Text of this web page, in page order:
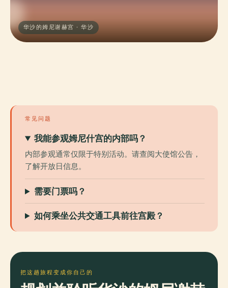
华沙的姆尼谢赫宫 · 华沙
常见问题
我能参观姆尼什宫的内部吗？
内部参观通常仅限于特别活动。请查阅大使馆公告，
了解开放日信息。
需要门票吗？
如何乘坐公共交通工具前往宫殿？
把这趟旅程变成你自己的